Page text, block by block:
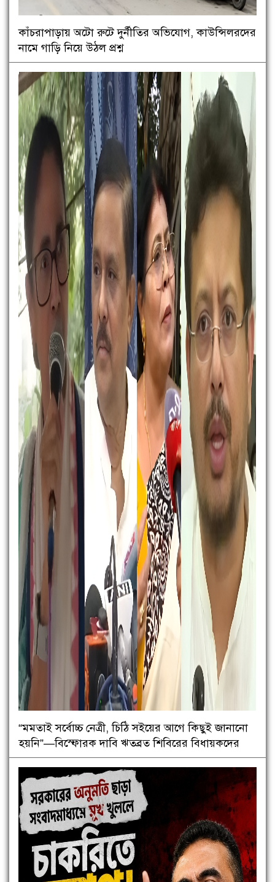
কাঁচরাপাড়ায় অটো রুটে দুর্নীতির অভিযোগ, কাউন্সিলরদের
নামে গাড়ি নিয়ে উঠল প্রশ্ন
“মমতাই সর্বোচ্চ নেত্রী, চিঠি সইয়ের আগে কিছুই জানানো
হয়নি”—বিস্ফোরক দাবি ঋতব্রত শিবিরের বিধায়কদের